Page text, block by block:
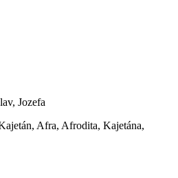
Jozefa
Afra, Afrodita, Kajetána,